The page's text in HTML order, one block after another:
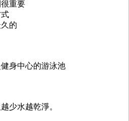
重要
的
身中心的游泳池
少水越乾淨。